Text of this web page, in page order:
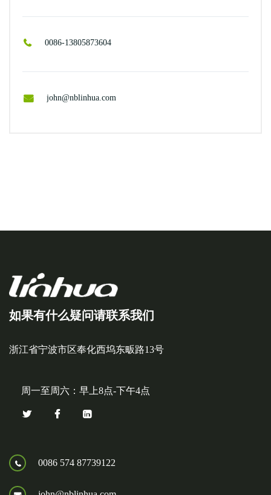
0086-13805873604
john@nblinhua.com
如果有什么疑问请联系我们
浙江省宁波市区奉化西坞东畈路13号
周一至周六：早上8点-下午4点
0086 574 87739122